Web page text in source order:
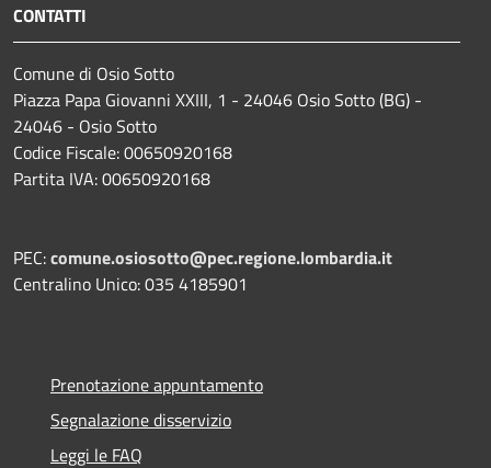
CONTATTI
Comune di Osio Sotto
Piazza Papa Giovanni XXIII, 1 - 24046 Osio Sotto (BG) -
24046 - Osio Sotto
Codice Fiscale: 00650920168
Partita IVA: 00650920168
PEC:comune.osiosotto@pec.regione.lombardia.it
Centralino Unico: 035 4185901
Prenotazione appuntamento
Segnalazione disservizio
Leggi le FAQ